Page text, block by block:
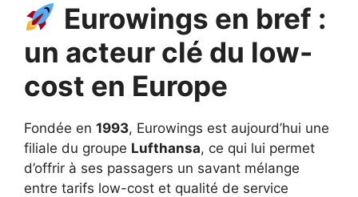
Eurowings en bref :
un acteur clé du low-
cost en Europe
Fondée en 1993, Eurowings est aujourd’hui une
filiale du groupe Lufthansa, ce qui lui permet
d’offrir à ses passagers un savant mélange
entre tarifs low-cost et qualité de service